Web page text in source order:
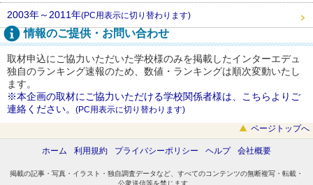
2003年～2011年(PC用表示に切り替わります)
情報のご提供・お問い合わせ
取材申込にご協力いただいた学校様のみを掲載したインターエデュ
独自のランキング速報のため、数値・ランキングは順次変動いたし
ます。
※本企画の取材にご協力いただける学校関係者様は、こちらよりご
連絡ください。 (PC用表示に切り替わります)
ページトップへ
ホーム 利用規約 プライバシーポリシー ヘルプ 会社概要
掲載の記事・写真・イラスト・独自調査データなど、すべてのコンテンツの無断複写・転載・
公衆送信等を禁じます。